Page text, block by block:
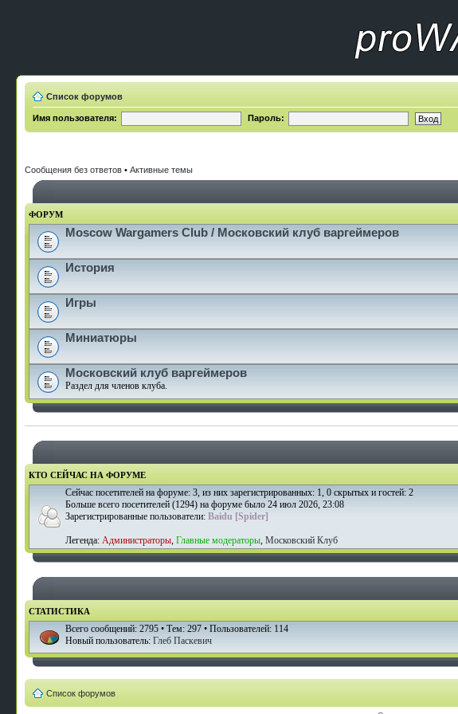
Список форумов
Имя пользователя: Пароль:
Сообщения без ответов • Активные темы
ФОРУМ
Moscow Wargamers Club / Московский клуб варгеймеров
История
Игры
Миниатюры
Московский клуб варгеймеров
Раздел для членов клуба.
КТО СЕЙЧАС НА ФОРУМЕ
Сейчас посетителей на форуме: 3, из них зарегистрированных: 1, 0 скрытых и гостей: 2
Больше всего посетителей (1294) на форуме было 24 июл 2026, 23:08
Зарегистрированные пользователи: Baidu [Spider]
Легенда: Администраторы, Главные модераторы, Московский Клуб
СТАТИСТИКА
Всего сообщений: 2795 • Тем: 297 • Пользователей: 114
Новый пользователь: Глеб Паскевич
Список форумов